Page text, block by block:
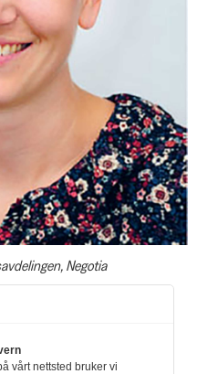
Negotia
vårt nettsted bruker vi